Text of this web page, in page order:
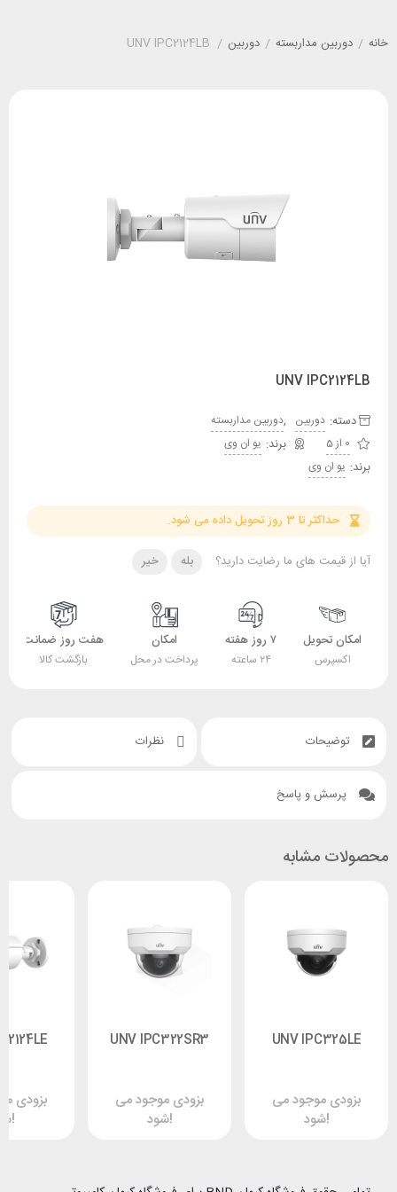
خانه / دوربین مداربسته / دوربین /
UNV IPC2124LB
UNV IPC2124LB
دسته: دوربین ,دوربین مداربسته
0 از 5
یو ان وی
برند: یو ان وی
حداکثر تا 3 روز تحویل داده می شود.
آیا از قیمت های ما رضایت دارید؟ بله خیر
امکان تحویل
اکسپرس
۷ روز هفته
۲۴ ساعته
امکان
پرداخت در محل
هفت روز ضمانت
بازگشت کالا
توضیحات نظرات
پرسش و پاسخ
محصولات مشابه
UNV IPC325LE
بزودی موجود می
شود!
UNV IPC322SR3
بزودی موجود می
شود!
بزودی
شود!